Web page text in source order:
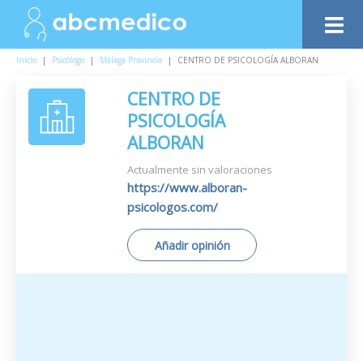
Inicio | Psicólogo | Málaga Provincia | CENTRO DE PSICOLOGÍA ALBORAN
CENTRO DE
PSICOLOGÍA
ALBORAN
Actualmente sin valoraciones
https://www.alboran-
psicologos.com/
Añadir opinión